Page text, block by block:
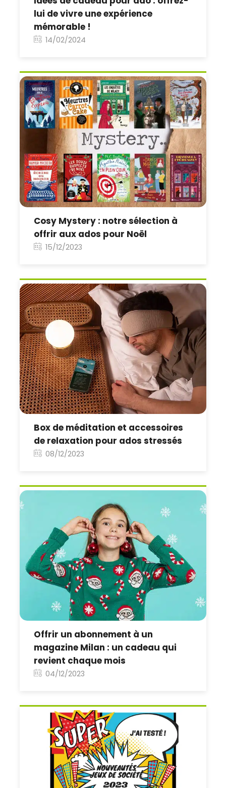
lui de vivre une expérience
mémorable !
14/02/2024
Cosy Mystery : notre sélection à
offrir aux ados pour Noël
15/12/2023
Box de méditation et accessoires
de relaxation pour ados stressés
08/12/2023
Offrir un abonnement à un
magazine Milan : un cadeau qui
revient chaque mois
04/12/2023